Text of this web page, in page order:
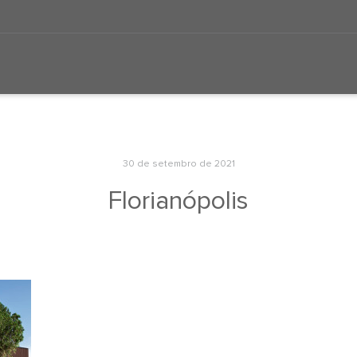
30 de setembro de 2021
Florianópolis